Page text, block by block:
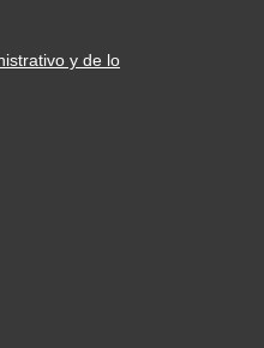
y de lo